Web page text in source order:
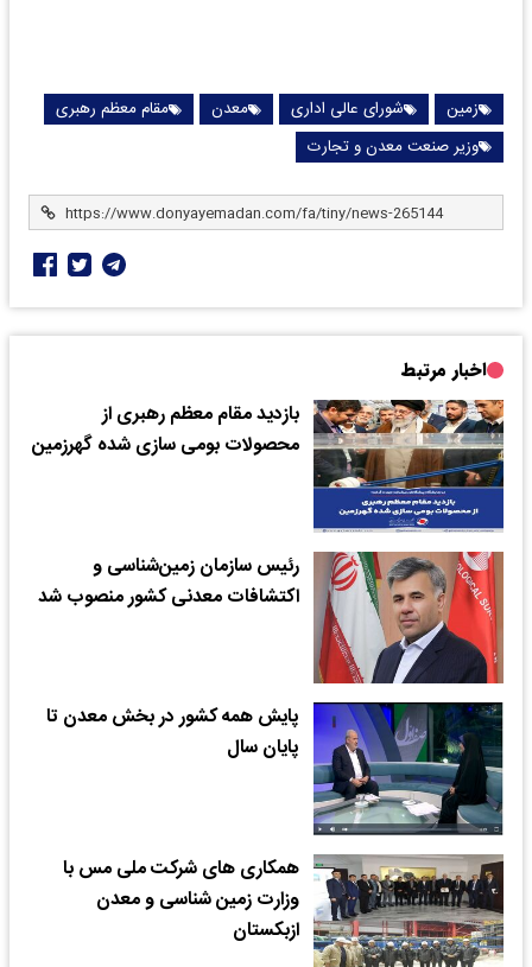
زمین شورای عالی اداری معدن
مقام معظم رهبری
وزیر صنعت معدن و تجارت
اخبار مرتبط
بازدید مقام معظم رهبری از
محصولات بومی سازی شده گهرزمین
رئیس سازمان زمین‌شناسی و
اکتشافات معدنی کشور منصوب شد
پایش همه کشور در بخش معدن تا
پایان سال
همکاری های شرکت ملی مس با
وزارت زمین شناسی و معدن
ازبکستان